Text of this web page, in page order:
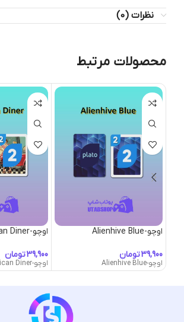
نظرات (0)
محصولات مرتبط
اوچو-Alienhive Blue
تومان
اوچو-Alienhive Blue
اوچو-American Diner
تومان
اوچو-American Diner